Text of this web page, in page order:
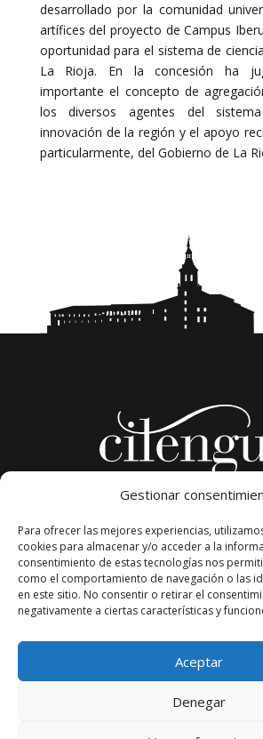
Gestionar
Para ofrecer las mejores experiencias,
cookies para almacenar y/o acceder a la
consentimiento de estas tecnologías nos
como el comportamiento de navegación o las
en este sitio. No consentir o retirar el
negativamente a ciertas características y
Aceptar
Denegar
desarrollado por la comunidad
artífices del proyecto de Campus
oportunidad para el sistema de
La Rioja. En la concesión ha
importante el concepto de
los diversos agentes del
innovación de la región y el apoyo
particularmente, del Gobierno de La
26326 San Millán de la Cogolla
La Rioja. España.
Teléfono: +34 941 373 389
cilengua@cilengua.es